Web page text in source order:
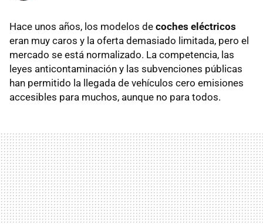
Hace unos años, los modelos de coches eléctricos
eran muy caros y la oferta demasiado limitada, pero el
mercado se está normalizado. La competencia, las
leyes anticontaminación y las subvenciones públicas
han permitido la llegada de vehículos cero emisiones
accesibles para muchos, aunque no para todos.